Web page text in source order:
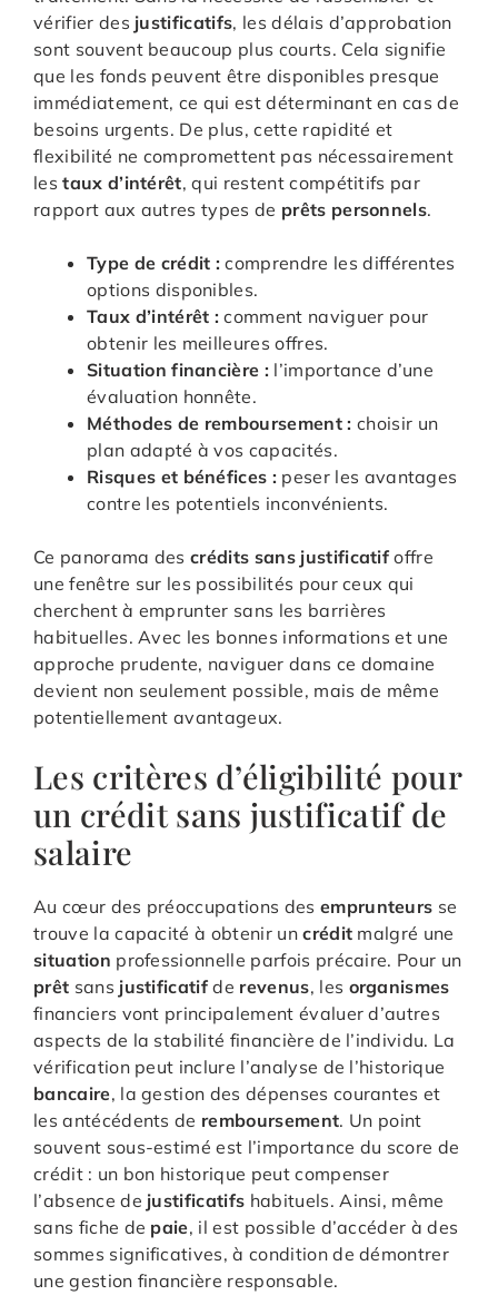
vérifier des justificatifs, les délais d’approbation
sont souvent beaucoup plus courts. Cela signifie
que les fonds peuvent être disponibles presque
immédiatement, ce qui est déterminant en cas de
besoins urgents. De plus, cette rapidité et
flexibilité ne compromettent pas nécessairement
lestaux d’intérêt, qui restent compétitifs par
rapport aux autres types de prêts personnels.
Type de crédit : comprendre les différentes
options disponibles.
Taux d’intérêt : comment naviguer pour
obtenir les meilleures offres.
Situation financière : l’importance d’une
évaluation honnête.
Méthodes de remboursement : choisir un
plan adapté à vos capacités.
Risques et bénéfices : peser les avantages
contre les potentiels inconvénients.
Ce panorama descrédits sans justificatif offre
une fenêtre sur les possibilités pour ceux qui
cherchent à emprunter sans les barrières
habituelles. Avec les bonnes informations et une
approche prudente, naviguer dans ce domaine
devient non seulement possible, mais de même
potentiellement avantageux.
Les critères d’éligibilité pour
un crédit sans justificatif de
salaire
Au cœur des préoccupations des emprunteurs se
trouve la capacité à obtenir uncrédit malgré une
situation professionnelle parfois précaire. Pour un
prêt sans justificatif de revenus, les organismes
financiers vont principalement évaluer d’autres
aspects de la stabilité financière de l’individu. La
vérification peut inclure l’analyse de l’historique
bancaire, la gestion des dépenses courantes et
les antécédents de remboursement. Un point
souvent sous-estimé est l’importance du score de
crédit : un bon historique peut compenser
l’absence de justificatifs habituels. Ainsi, même
sans fiche de paie, il est possible d’accéder à des
sommes significatives, à condition de démontrer
une gestion financière responsable.